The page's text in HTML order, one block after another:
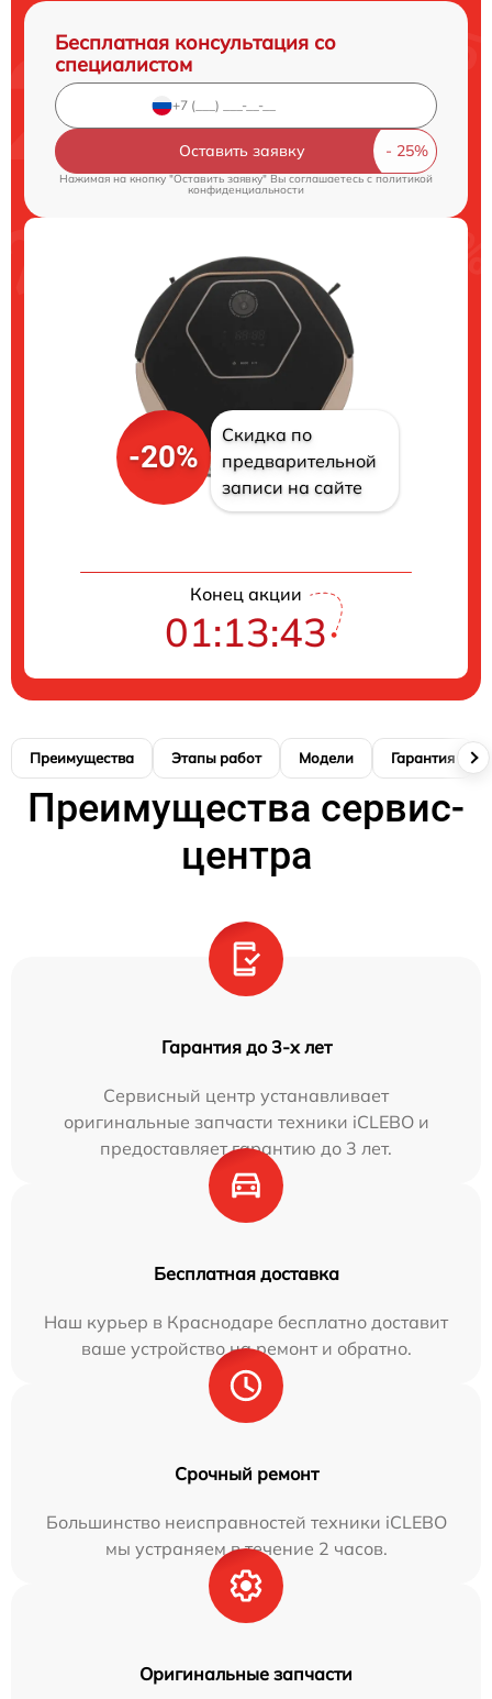
Бесплатная консультация со
специалистом
Оставить заявку
Нажимая на кнопку "Оставить заявку" Вы соглашаетесь cполитикой
конфиденциальности
-20%
Скидка по
предварительной
записи на сайте
Конец акции
01:13:42
Преимущества Этапы работ Модели Гарантия
Преимущества сервис-
центра
Гарантия до 3-х лет
Сервисный центр устанавливает
оригинальные запчасти техники iCLEBO и
предоставляет гарантию до 3 лет.
Бесплатная доставка
Наш курьер в Краснодаре бесплатно доставит
ваше устройство на ремонт и обратно.
Срочный ремонт
Большинство неисправностей техники iCLEBO
мы устраняем в течение 2 часов.
Оригинальные запчасти